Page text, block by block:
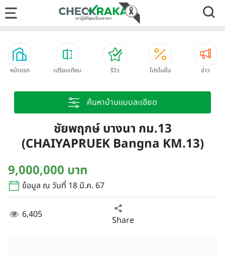
หน้าแรก เปรียบเทียบ รีวิว โปรโมชั่น ข่าว
ค้นหาบ้านแบบละเอียด
ชัยพฤกษ์ บางนา กม.13
(CHAIYAPRUEK Bangna KM.13)
9,000,000 บาท
ข้อมูล ณ วันที่ 18 มี.ค. 67
6,405 Share